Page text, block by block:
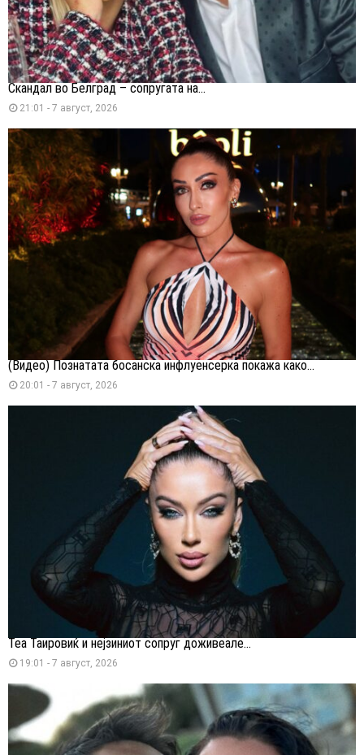
Скандал во Белград – сопругата на...
21:01 - 7 август, 2026
(Видео) Познатата босанска инфлуенсерка покажа како...
20:01 - 7 август, 2026
Теа Таировиќ и нејзиниот сопруг доживеале...
19:01 - 7 август, 2026